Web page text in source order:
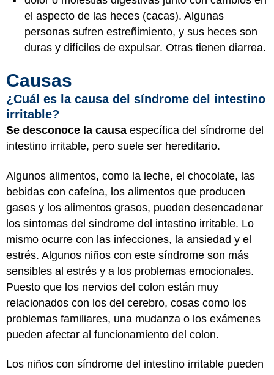
el aspecto de las heces (cacas). Algunas
personas sufren estreñimiento, y sus heces son
duras y difíciles de expulsar. Otras tienen diarrea.
Causas
¿Cuál es la causa del síndrome del intestino
irritable?
Se desconoce la causa específica del síndrome del
intestino irritable, pero suele ser hereditario.
Algunos alimentos, como la leche, el chocolate, las
bebidas con cafeína, los alimentos que producen
gases y los alimentos grasos, pueden desencadenar
los síntomas del síndrome del intestino irritable. Lo
mismo ocurre con las infecciones, la ansiedad y el
estrés. Algunos niños con este síndrome son más
sensibles al estrés y a los problemas emocionales.
Puesto que los nervios del colon están muy
relacionados con los del cerebro, cosas como los
problemas familiares, una mudanza o los exámenes
pueden afectar al funcionamiento del colon.
Los niños con síndrome del intestino irritable pueden